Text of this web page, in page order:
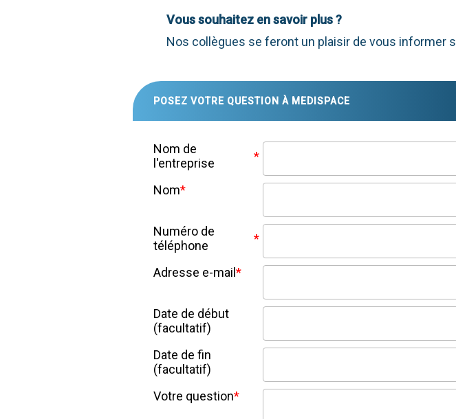
Vous souhaitez en savoir plus ?
Nos collègues se feront un plaisir de vous informer
POSEZ VOTRE QUESTION À MEDISPACE
Nom de
l'entreprise
*
Nom*
Numéro de
téléphone
*
Adresse e-mail *
Date de début
(facultatif)
Date de fin
(facultatif)
Votre question*